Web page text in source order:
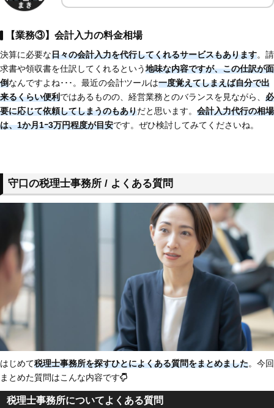
【業務③】会計入力の料金相場
決算に必要な日々の会計入力を代行してくれるサービスもあります。請
求書や領収書を仕訳してくれるという地味な内容ですが、この仕訳が面
倒なんですよね･･･。最近の会計ツールは一度覚えてしまえば自分で出
来るくらい便利ではあるものの、経営業務とのバランスを見ながら、 必
要に応じて依頼してしまうのもありだと思います。 会計入力代行の相場
は、1か月1ｰ3万円程度が目安です。ぜひ検討してみてくださいね。
守口の税理士事務所 / よくある質問
はじめて税理士事務所を探すひとによくある質問をまとめました。今回
まとめた質問はこんな内容です
税理士事務所についてよくある質問